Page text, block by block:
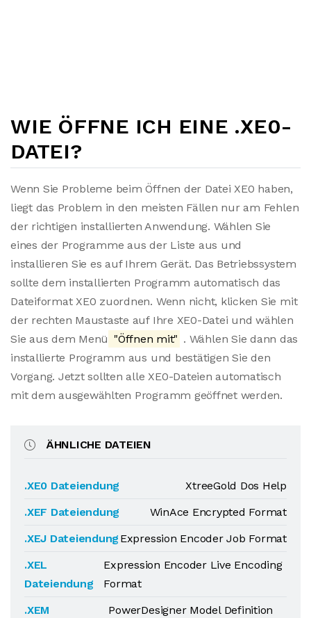
WIE ÖFFNE ICH EINE .XE0-
DATEI?
Wenn Sie Probleme beim Öffnen der Datei XE0 haben,
liegt das Problem in den meisten Fällen nur am Fehlen
der richtigen installierten Anwendung. Wählen Sie
eines der Programme aus der Liste aus und
installieren Sie es auf Ihrem Gerät. Das Betriebssystem
sollte dem installierten Programm automatisch das
Dateiformat XE0 zuordnen. Wenn nicht, klicken Sie mit
der rechten Maustaste auf Ihre XE0-Datei und wählen
Sie aus dem Menü "Öffnen mit" . Wählen Sie dann das
installierte Programm aus und bestätigen Sie den
Vorgang. Jetzt sollten alle XE0-Dateien automatisch
mit dem ausgewählten Programm geöffnet werden.
ÄHNLICHE DATEIEN
.XE0 Dateiendung
XtreeGold Dos Help
.XEF Dateiendung
WinAce Encrypted Format
.XEJ Dateiendung Expression Encoder Job Format
.XEL
Dateiendung
Expression Encoder Live Encoding
Format
.XEM
PowerDesigner Model Definition